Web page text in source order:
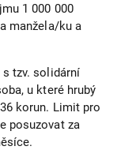
1 000 000
manžela/ku a
tzv. solidární
u které hrubý
korun. Limit pro
posuzovat za